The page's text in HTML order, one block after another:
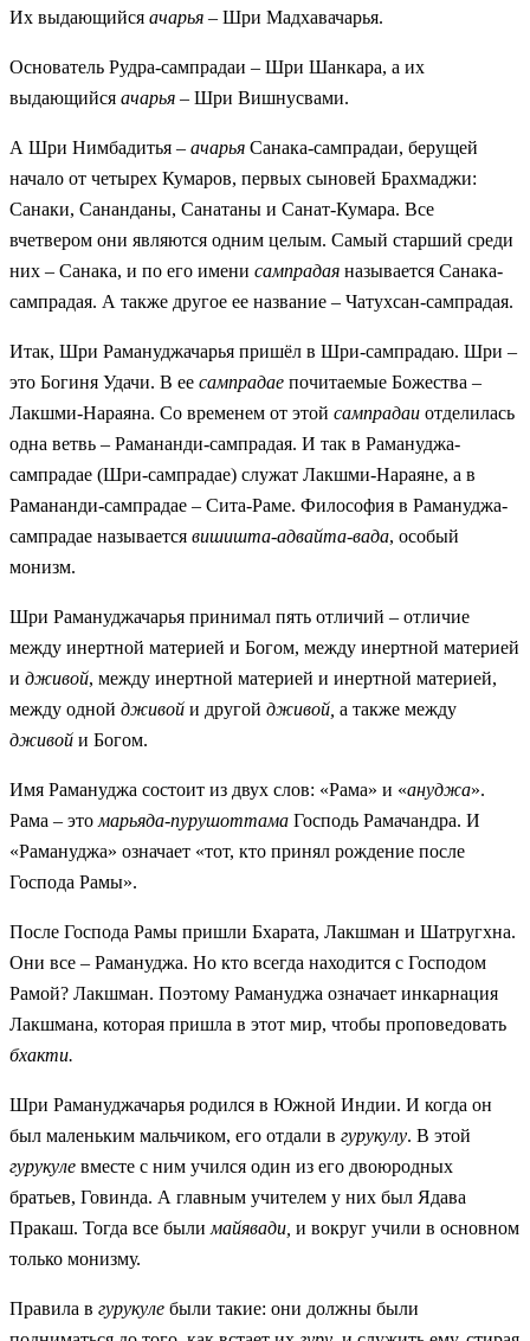
Их выдающийся ачарья – Шри Мадхавачарья.
Основатель Рудра-сампрадаи – Шри Шанкара, а их
выдающийся ачарья – Шри Вишнусвами.
А Шри Нимбадитья – ачарья Санака-сампрадаи, берущей
начало от четырех Кумаров, первых сыновей Брахмаджи:
Санаки, Сананданы, Санатаны и Санат-Кумара. Все
вчетвером они являются одним целым. Самый старший среди
них – Санака, и по его имени сампрадая называется Санака-
сампрадая. А также другое ее название – Чатухсан-сампрадая.
Итак, Шри Рамануджачарья пришёл в Шри-сампрадаю. Шри –
это Богиня Удачи. В ее сампрадае почитаемые Божества –
Лакшми-Нараяна. Со временем от этой сампрадаи отделилась
одна ветвь – Рамананди-сампрадая. И так в Рамануджа-
сампрадае (Шри-сампрадае) служат Лакшми-Нараяне, а в
Рамананди-сампрадае – Сита-Раме. Философия в Рамануджа-
сампрадае называется вишишта-адвайта-вада, особый
монизм.
Шри Рамануджачарья принимал пять отличий – отличие
между инертной материей и Богом, между инертной материей
и дживой, между инертной материей и инертной материей,
между одной дживой и другой дживой, а также между
дживой и Богом.
Имя Рамануджа состоит из двух слов: «Рама» и «ануджа».
Рама – это марьяда-пурушоттама Господь Рамачандра. И
«Рамануджа» означает «тот, кто принял рождение после
Господа Рамы».
После Господа Рамы пришли Бхарата, Лакшман и Шатругхна.
Они все – Рамануджа. Но кто всегда находится с Господом
Рамой? Лакшман. Поэтому Рамануджа означает инкарнация
Лакшмана, которая пришла в этот мир, чтобы проповедовать
бхакти.
Шри Рамануджачарья родился в Южной Индии. И когда он
был маленьким мальчиком, его отдали в гурукулу. В этой
гурукуле вместе с ним учился один из его двоюродных
братьев, Говинда. А главным учителем у них был Ядава
Пракаш. Тогда все были майявади, и вокруг учили в основном
только монизму.
Правила в гурукуле были такие: они должны были